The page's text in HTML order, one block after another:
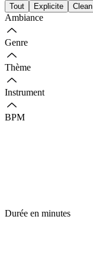
Tout Explicite Clean
Ambiance
Genre
Thème
Instrument
BPM
Durée en minutes